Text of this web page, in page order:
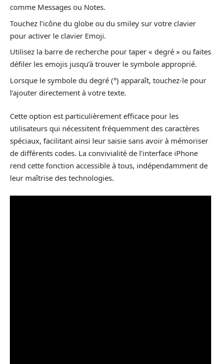
comme Messages ou Notes.
Touchez l’icône du globe ou du smiley sur votre clavier
pour activer le clavier Emoji.
Utilisez la barre de recherche pour taper « degré » ou faites
défiler les emojis jusqu’à trouver le symbole approprié.
Lorsque le symbole du degré (°) apparaît, touchez-le pour
l’ajouter directement à votre texte.
Cette option est particulièrement efficace pour les
utilisateurs qui nécessitent fréquemment des caractères
spéciaux, facilitant ainsi leur saisie sans avoir à mémoriser
de différents codes. La convivialité de l’interface iPhone
rend cette fonction accessible à tous, indépendamment de
leur maîtrise des technologies.